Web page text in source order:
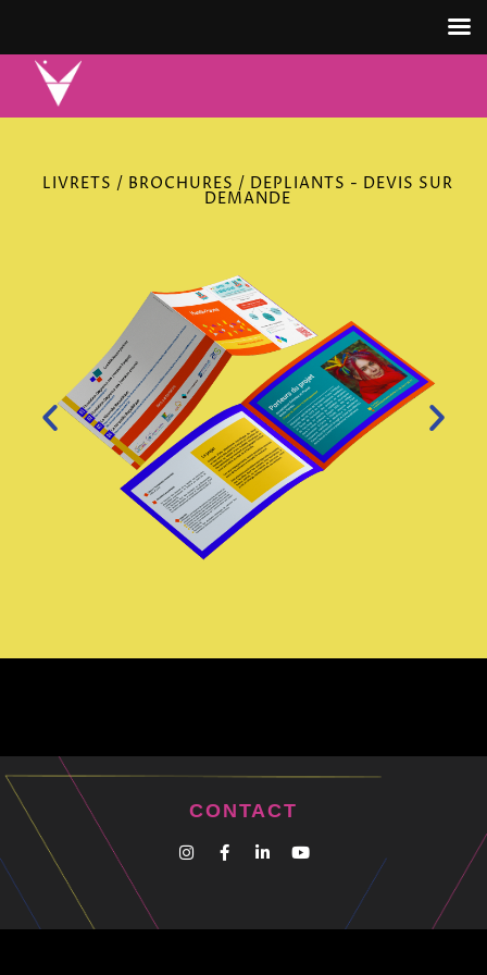
LIVRETS / BROCHURES / DEPLIANTS - DEVIS SUR
DEMANDE
CONTACT